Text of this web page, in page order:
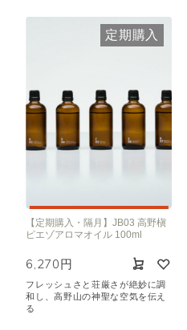
定期購入
【定期購入・隔月】JB03 高野槇
ピエゾアロマオイル 100ml
6,270円
フレッシュさと荘厳さが絶妙に調
和し、高野山の神聖な空気を伝え
る